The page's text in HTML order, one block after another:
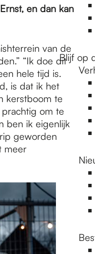
Blijf op
en dan kan
van de
“Ik doe dit
hele tijd is.
is dat ik het
kerstboom te
om te
ben ik eigenlijk
geworden
meer